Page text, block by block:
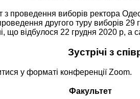
з проведення виборів ректора
другого туру виборів
що відбулося 22 грудня 2020 р,
Зустрічі з
у форматі конференції Zoom.
Факультет